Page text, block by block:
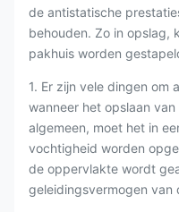
de antistatische
behouden. Zo in opslag,
pakhuis worden
1. Er zijn vele dingen om
wanneer het opslaan
algemeen, moet het in
vochtigheid worden
de oppervlakte wordt
geleidingsvermogen van